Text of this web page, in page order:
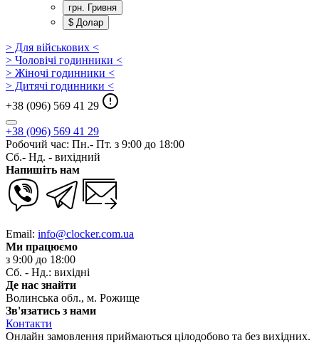
грн. Гривня
$ Долар
> Для військових <
> Чоловічі годинники <
> Жіночі годинники <
> Дитячі годинники <
+38 (096) 569 41 29
+38 (096) 569 41 29
Робочий час: Пн.- Пт. з 9:00 до 18:00
Сб.- Нд. - вихідний
Напишіть нам
Email: info@clocker.com.ua
Ми працюємо
з 9:00 до 18:00
Сб. - Нд.: вихідні
Де нас знайти
Волинська обл., м. Рожище
Зв'язатись з нами
Контакти
Онлайн замовлення приймаються цілодобово та без вихідних.